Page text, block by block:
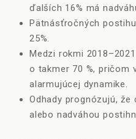
ďalších 16% má
Pätnásťročných
25%.
Medzi rokmi
o takmer 70 %, pričom
alarmujúcej dynamike.
Odhady prognózujú,
alebo nadváhou